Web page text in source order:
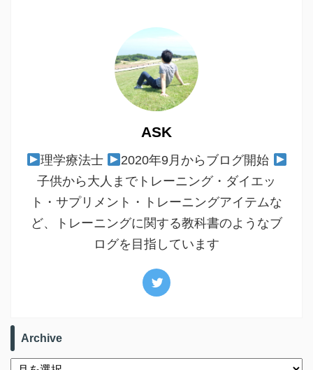
ASK
理学療法士
2020年9月からブログ開始
子供から大人までトレーニング・ダイエッ
ト・サプリメント・トレーニングアイテムな
ど、トレーニングに関する教科書のようなブ
ログを目指しています
Archive